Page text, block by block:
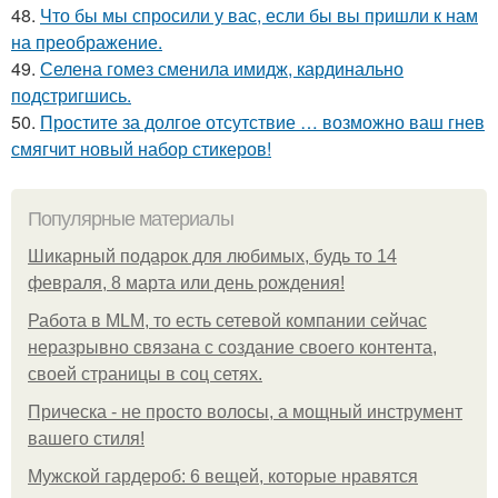
48. Что бы мы спросили у вас, если бы вы пришли к нам
на преображение.
49. Селена гомез сменила имидж, кардинально
подстригшись.
50. Простите за долгое отсутствие … возможно ваш гнев
смягчит новый набор стикеров!
Популярные материалы
Шикарный подарок для любимых, будь то 14
февраля, 8 марта или день рождения!
Работа в MLM, то есть сетевой компании сейчас
неразрывно связана с создание своего контента,
своей страницы в соц сетях.
Прическа - не просто волосы, а мощный инструмент
вашего стиля!
Мужской гардероб: 6 вещей, которые нравятся